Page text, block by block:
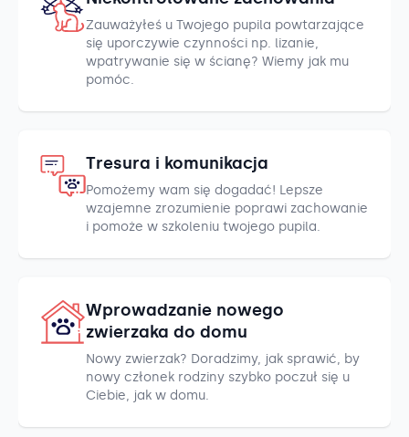
Zauważyłeś u Twojego pupila powtarzające
się uporczywie czynności np. lizanie,
wpatrywanie się w ścianę? Wiemy jak mu
pomóc.
Tresura i komunikacja
Pomożemy wam się dogadać! Lepsze
wzajemne zrozumienie poprawi zachowanie
i pomoże w szkoleniu twojego pupila.
Wprowadzanie nowego
zwierzaka do domu
Nowy zwierzak? Doradzimy, jak sprawić, by
nowy członek rodziny szybko poczuł się u
Ciebie, jak w domu.